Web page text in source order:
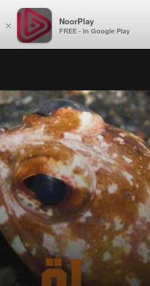
× NoorPlay
FREE - In Google Play